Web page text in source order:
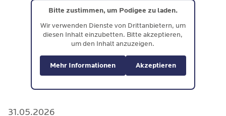
Bitte zustimmen, um Podigee zu laden.
Wir verwenden Dienste von Drittanbietern, um
diesen Inhalt einzubetten. Bitte akzeptieren,
um den Inhalt anzuzeigen.
Mehr Informationen Akzeptieren
31.05.2026